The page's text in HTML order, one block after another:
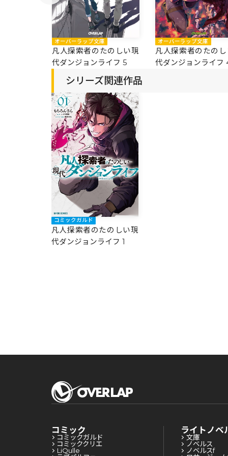
オーバーラップ文庫
凡人探索者のたのしい現
代ダンジョンライフ 5
オーバーラップ文庫
凡人探索者のたの
代ダンジョンライフ
シリーズ関連作品
コミックガルド
凡人探索者のたのしい現
代ダンジョンライフ 1
コミック
コミックガルド
コミッククリエ
LiQulle
ライトノベ
文庫
ノベルス
ノベルスf